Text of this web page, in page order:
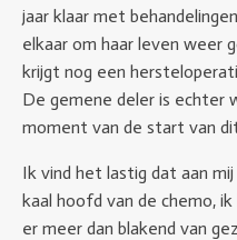
jaar klaar met
elkaar om haar leven weer
krijgt nog een
De gemene deler is echter
moment van de start van dit
Ik vind het lastig dat aan
kaal hoofd van de chemo,
er meer dan blakend van